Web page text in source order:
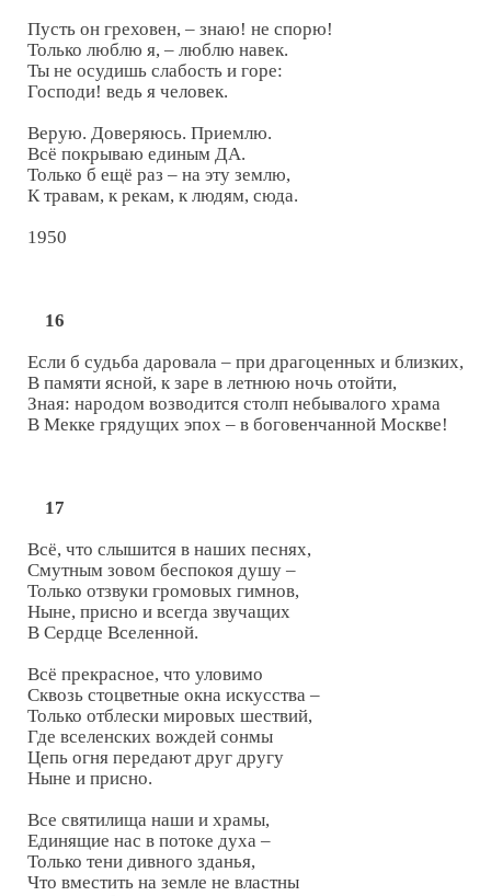
Пусть он греховен, – знаю! не спорю!
Только люблю я, – люблю навек.
Ты не осудишь слабость и горе:
Господи! ведь я человек.
Верую. Доверяюсь. Приемлю.
Всё покрываю единым ДА.
Только б ещё раз – на эту землю,
К травам, к рекам, к людям, сюда.
1950
16
Если б судьба даровала – при драгоценных и близких,
В памяти ясной, к заре в летнюю ночь отойти,
Зная: народом возводится столп небывалого храма
В Мекке грядущих эпох – в боговенчанной Москве!
17
Всё, что слышится в наших песнях,
Смутным зовом беспокоя душу –
Только отзвуки громовых гимнов,
Ныне, присно и всегда звучащих
В Сердце Вселенной.
Всё прекрасное, что уловимо
Сквозь стоцветные окна искусства –
Только отблески мировых шествий,
Где вселенских вождей сонмы
Цепь огня передают друг другу
Ныне и присно.
Все святилища наши и храмы,
Единящие нас в потоке духа –
Только тени дивного зданья,
Что вместить на земле не властны